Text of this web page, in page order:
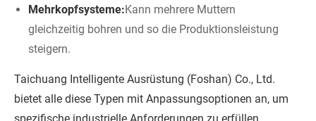
Mehrkopfsysteme:Kann mehrere Muttern
gleichzeitig bohren und so die Produktionsleistung
steigern.
Taichuang Intelligente Ausrüstung (Foshan) Co., Ltd.
bietet alle diese Typen mit Anpassungsoptionen an, um